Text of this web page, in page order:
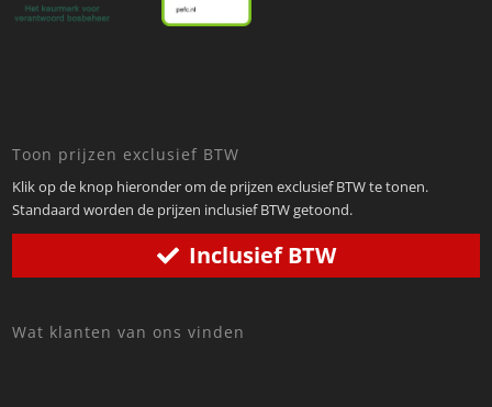
Toon prijzen exclusief BTW
Klik op de knop hieronder om de prijzen exclusief BTW te tonen.
Standaard worden de prijzen inclusief BTW getoond.
Inclusief BTW
Wat klanten van ons vinden